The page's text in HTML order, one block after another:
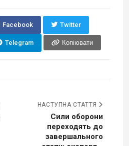
Facebook Twitter
Telegram Копіювати
НАСТУПНА СТАТТЯ
Сили оборони
переходять до
завершального